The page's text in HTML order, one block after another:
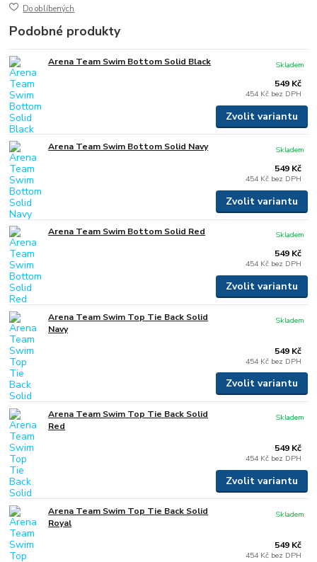
Do oblíbených
Podobné produkty
Arena Team Swim Bottom Solid Black
549 Kč
454 Kč bez DPH
Skladem
Zvolit variantu
Arena Team Swim Bottom Solid Navy
549 Kč
454 Kč bez DPH
Skladem
Zvolit variantu
Arena Team Swim Bottom Solid Red
549 Kč
454 Kč bez DPH
Skladem
Zvolit variantu
Arena Team Swim Top Tie Back Solid
Navy
549 Kč
454 Kč bez DPH
Skladem
Zvolit variantu
Arena Team Swim Top Tie Back Solid
Red
549 Kč
454 Kč bez DPH
Skladem
Zvolit variantu
Arena Team Swim Top Tie Back Solid
Royal
549 Kč
454 Kč bez DPH
Skladem